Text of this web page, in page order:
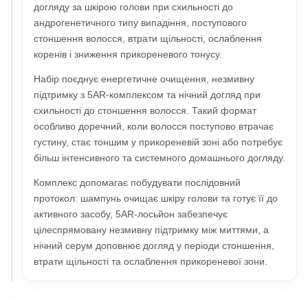
догляду за шкірою голови при схильності до
андрогенетичного типу випадіння, поступового
стоншення волосся, втрати щільності, ослаблення
коренів і зниження прикореневого тонусу.
Набір поєднує енергетичне очищення, незмивну
підтримку з 5AR-комплексом та нічний догляд при
схильності до стоншення волосся. Такий формат
особливо доречний, коли волосся поступово втрачає
густину, стає тоншим у прикореневій зоні або потребує
більш інтенсивного та системного домашнього догляду.
Комплекс допомагає побудувати послідовний
протокол: шампунь очищає шкіру голови та готує її до
активного засобу, 5AR-лосьйон забезпечує
цілеспрямовану незмивну підтримку між миттями, а
нічний серум доповнює догляд у періоди стоншення,
втрати щільності та ослаблення прикореневої зони.